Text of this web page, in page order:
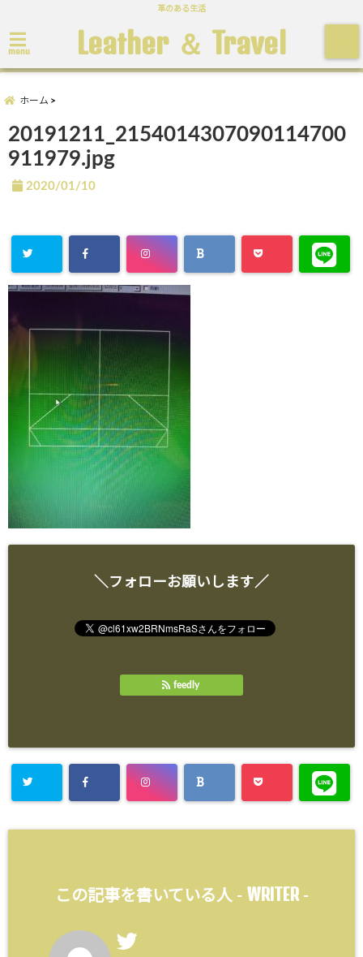
革のある生活
menu Leather ＆ Travel
ホーム
20191211_2154014307090114700
911979.jpg
2020/01/10
＼フォローお願いします／
feedly
この記事を書いている人 - WRITER-